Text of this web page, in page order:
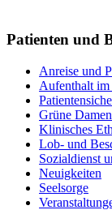
Patienten und
Anreise und
Aufenthalt
Grüne
Klinisches
Lob- und
Sozialdienst
Neuigkeiten
Seelsorge